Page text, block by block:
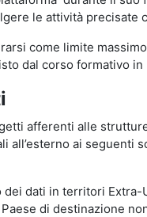
le attività precisate
come limite
dal corso formativo
afferenti alle
all’esterno ai
dati in territori Extra-
di destinazione